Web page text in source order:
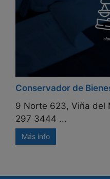
Conservador de
9 Norte 623, Viña del
297 3444 ...
Más info